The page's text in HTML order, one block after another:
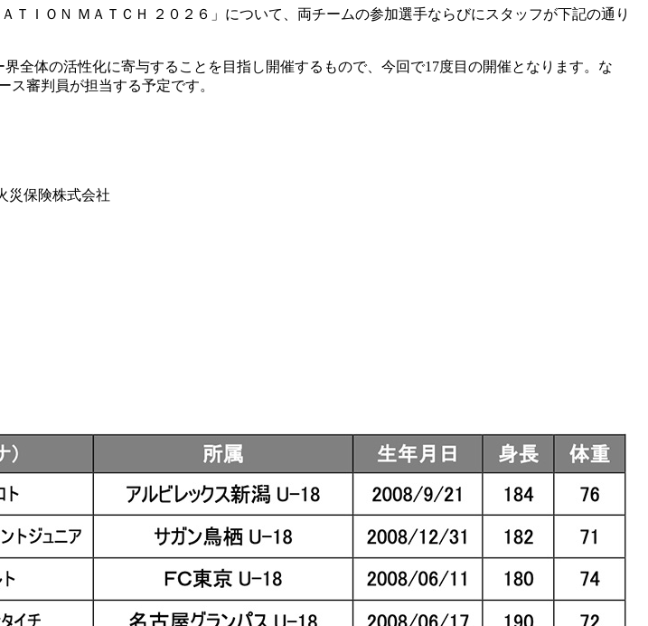
ＴＩＯＮ ＭＡＴＣＨ ２０２６」について、両チームの参加選手ならびにスタッフが下記の通り
全体の活性化に寄与することを目指し開催するもので、今回で17度目の開催となります。な
審判員が担当する予定です。
災保険株式会社